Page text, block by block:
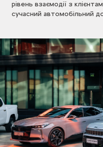
рівень взаємодії з
сучасний автомобільний